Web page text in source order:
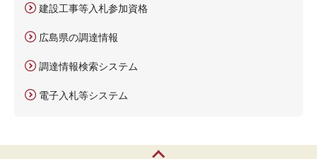
建設工事等入札参加資格
広島県の調達情報
調達情報検索システム
電子入札等システム